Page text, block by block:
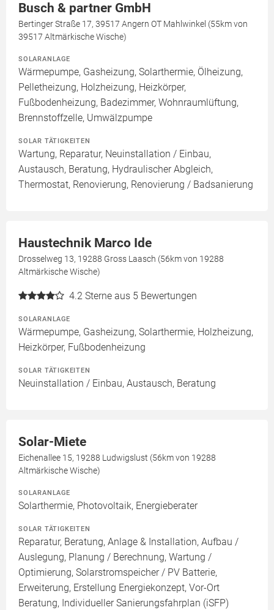
Busch & partner GmbH
Bertinger Straße 17, 39517 Angern OT Mahlwinkel (55km von
39517 Altmärkische Wische)
SOLARANLAGE
Wärmepumpe, Gasheizung, Solarthermie, Ölheizung,
Pelletheizung, Holzheizung, Heizkörper,
Fußbodenheizung, Badezimmer, Wohnraumlüftung,
Brennstoffzelle, Umwälzpumpe
SOLAR TÄTIGKEITEN
Wartung, Reparatur, Neuinstallation / Einbau,
Austausch, Beratung, Hydraulischer Abgleich,
Thermostat, Renovierung, Renovierung / Badsanierung
Haustechnik Marco Ide
Drosselweg 13, 19288 Gross Laasch (56km von 19288
Altmärkische Wische)
4.2 Sterne aus 5 Bewertungen
SOLARANLAGE
Wärmepumpe, Gasheizung, Solarthermie, Holzheizung,
Heizkörper, Fußbodenheizung
SOLAR TÄTIGKEITEN
Neuinstallation / Einbau, Austausch, Beratung
Solar-Miete
Eichenallee 15, 19288 Ludwigslust (56km von 19288
Altmärkische Wische)
SOLARANLAGE
Solarthermie, Photovoltaik, Energieberater
SOLAR TÄTIGKEITEN
Reparatur, Beratung, Anlage & Installation, Aufbau /
Auslegung, Planung / Berechnung, Wartung /
Optimierung, Solarstromspeicher / PV Batterie,
Erweiterung, Erstellung Energiekonzept, Vor-Ort
Beratung, Individueller Sanierungsfahrplan (iSFP)